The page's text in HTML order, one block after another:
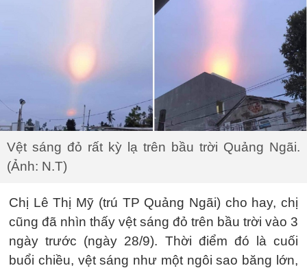
Vệt sáng đỏ rất kỳ lạ trên bầu trời Quảng Ngãi.
(Ảnh: N.T)
Chị Lê Thị Mỹ (trú TP Quảng Ngãi) cho hay, chị
cũng đã nhìn thấy vệt sáng đỏ trên bầu trời vào 3
ngày trước (ngày 28/9). Thời điểm đó là cuối
buổi chiều, vệt sáng như một ngôi sao băng lớn,